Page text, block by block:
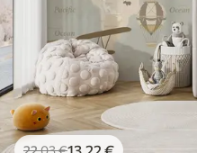
22.03€13 .22 €